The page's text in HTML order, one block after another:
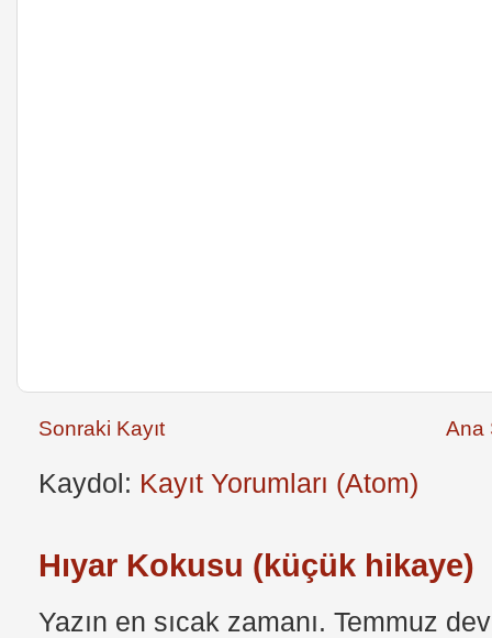
Sonraki Kayıt Ana
Kaydol: Kayıt Yorumları (Atom)
Hıyar Kokusu (küçük hikaye)
Yazın en sıcak zamanı. Temmuz